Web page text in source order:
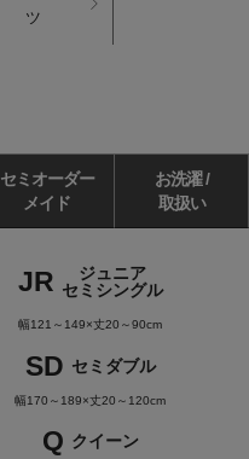
ツ
セミオーダー
メイド
お洗濯 /
取扱い
JR
ジュニア
セミシングル
幅121～149×丈20～90cm
SD セミダブル
幅170～189×丈20～120cm
Q クイーン